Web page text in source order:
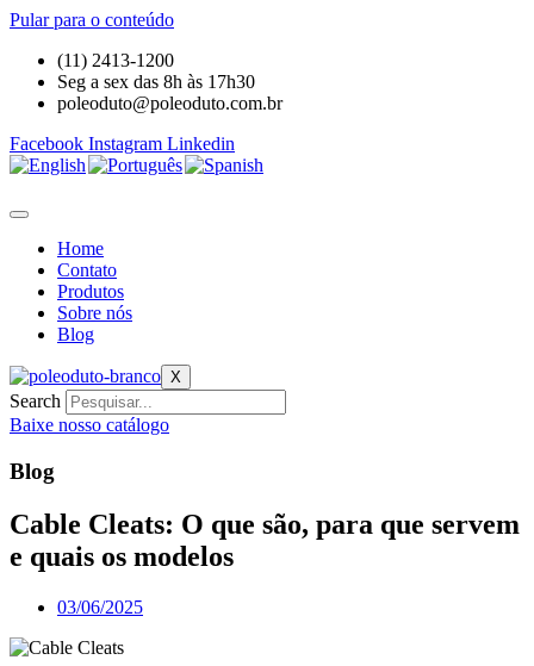
Pular para o conteúdo
(11) 2413-1200
Seg a sex das 8h às 17h30
poleoduto@poleoduto.com.br
Facebook Instagram Linkedin
Home
Contato
Produtos
Sobre nós
Blog
X
Search
Baixe nosso catálogo
Blog
Cable Cleats: O que são, para que servem
e quais os modelos
03/06/2025